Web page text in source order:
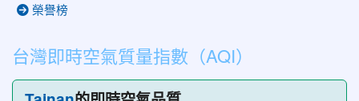
榮譽榜
台灣即時空氣質量指數（AQI）